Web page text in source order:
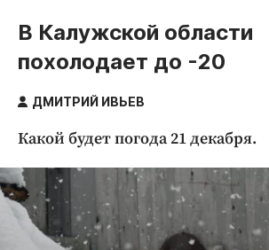
Новости компаний
Статьи
Народные новости
Авто и транспорт
Благоустройство
Криминал
Культура
Недвижимость и ЖКХ
В Калужской области
похолодает до -20
ДМИТРИЙ ИВЬЕВ
Какой будет погода 21 декабря.